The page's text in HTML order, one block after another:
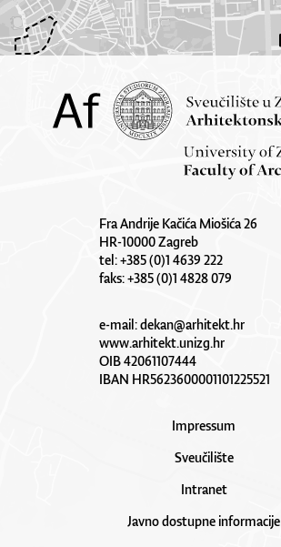
Fra Andrije Kačića Miošića 26
HR-10000 Zagreb
tel: +385 (0)1 4639 222
faks: +385 (0)1 4828 079
e-mail:dekan@arhitekt.hr
www.arhitekt.unizg.hr
OIB 42061107444
IBAN HR5623600001101225521
Impressum
Sveučilište
Intranet
Javno dostupne informacije